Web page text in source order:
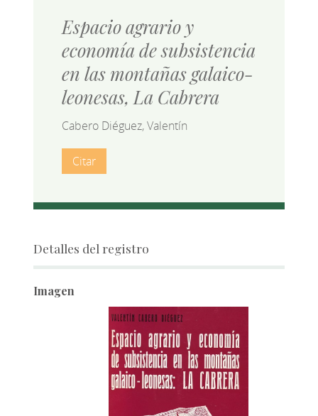
Espacio agrario y
economía de subsistencia
en las montañas galaico-
leonesas, La Cabrera
Cabero Diéguez, Valentín
Citar
Detalles del registro
Imagen